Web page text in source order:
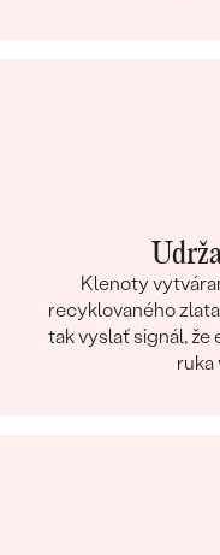
Klenoty
recyklovaného
tak vyslať signál,
ruka